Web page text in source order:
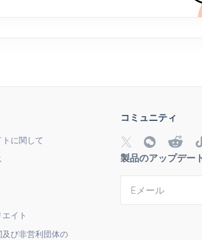
トに関して
イト
及び非営利団体の
コミュニティ
製品のアップデー